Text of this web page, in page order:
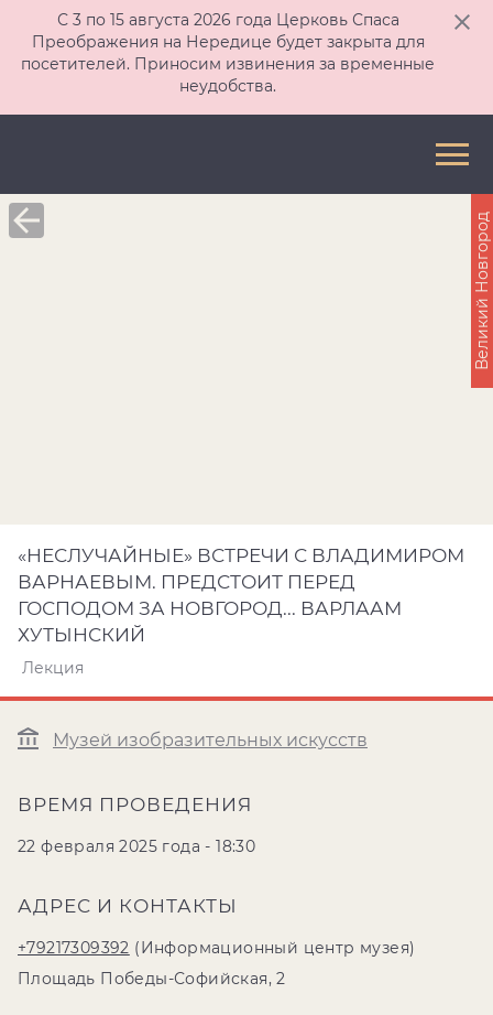
С 3 по 15 августа 2026 года Церковь Спаса
Преображения на Нередице будет закрыта для
посетителей. Приносим извинения за временные
неудобства.
«НЕСЛУЧАЙНЫЕ» ВСТРЕЧИ С ВЛАДИМИРОМ
ВАРНАЕВЫМ. ПРЕДСТОИТ ПЕРЕД
ГОСПОДОМ ЗА НОВГОРОД... ВАРЛААМ
ХУТЫНСКИЙ
Лекция
Музей изобразительных искусств
ВРЕМЯ ПРОВЕДЕНИЯ
22 февраля 2025 года - 18:30
АДРЕС И КОНТАКТЫ
+79217309392 (Информационный центр музея)
Площадь Победы-Софийская, 2
Великий Новгород